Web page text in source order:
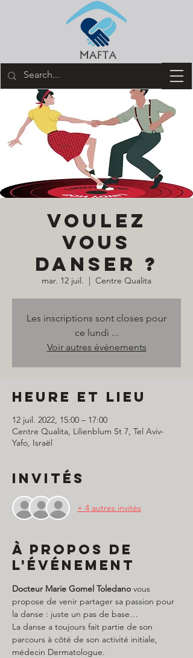
Voulez
vous
danser ?
mar. 12 juil.
  |
Centre Qualita
Les inscriptions sont closes pour
ce lundi ...
Voir autres événements
Heure et lieu
12 juil. 2022, 15:00 – 17:00
Centre Qualita, Lilienblum St 7, Tel Aviv-
Yafo, Israël
Invités
+ 4 autres invités
À propos de
l'événement
Docteur Marie Gomel Toledano vous
propose de venir partager sa passion pour
la danse : juste un pas de base…
La danse a toujours fait partie de son
parcours à côté de son activité initiale,
médecin Dermatologue.